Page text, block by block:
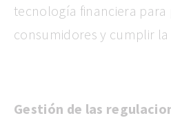
tecnología financiera para
consumidores y cumplir la
Gestión de las